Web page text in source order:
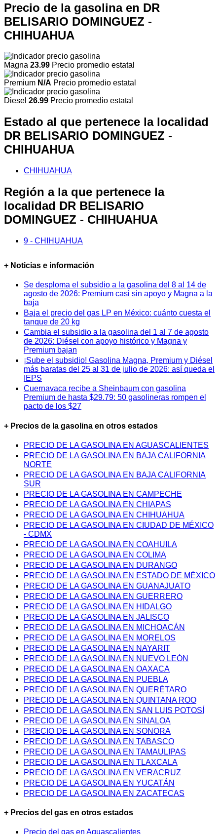
Precio de la gasolina en DR
BELISARIO DOMINGUEZ -
CHIHUAHUA
Magna 23.99 Precio promedio estatal
Premium N/A Precio promedio estatal
Diesel 26.99 Precio promedio estatal
Estado al que pertenece la localidad
DR BELISARIO DOMINGUEZ -
CHIHUAHUA
CHIHUAHUA
Región a la que pertenece la
localidad DR BELISARIO
DOMINGUEZ - CHIHUAHUA
9 - CHIHUAHUA
+ Noticias e información
Se desploma el subsidio a la gasolina del 8 al 14 de
agosto de 2026: Premium casi sin apoyo y Magna a la
baja
Baja el precio del gas LP en México: cuánto cuesta el
tanque de 20 kg
Cambia el subsidio a la gasolina del 1 al 7 de agosto
de 2026: Diésel con apoyo histórico y Magna y
Premium bajan
¡Sube el subsidio! Gasolina Magna, Premium y Diésel
más baratas del 25 al 31 de julio de 2026: así queda el
IEPS
Cuernavaca recibe a Sheinbaum con gasolina
Premium de hasta $29.79: 50 gasolineras rompen el
pacto de los $27
+ Precios de la gasolina en otros estados
PRECIO DE LA GASOLINA EN AGUASCALIENTES
PRECIO DE LA GASOLINA EN BAJA CALIFORNIA
NORTE
PRECIO DE LA GASOLINA EN BAJA CALIFORNIA
SUR
PRECIO DE LA GASOLINA EN CAMPECHE
PRECIO DE LA GASOLINA EN CHIAPAS
PRECIO DE LA GASOLINA EN CHIHUAHUA
PRECIO DE LA GASOLINA EN CIUDAD DE MÉXICO
- CDMX
PRECIO DE LA GASOLINA EN COAHUILA
PRECIO DE LA GASOLINA EN COLIMA
PRECIO DE LA GASOLINA EN DURANGO
PRECIO DE LA GASOLINA EN ESTADO DE MÉXICO
PRECIO DE LA GASOLINA EN GUANAJUATO
PRECIO DE LA GASOLINA EN GUERRERO
PRECIO DE LA GASOLINA EN HIDALGO
PRECIO DE LA GASOLINA EN JALISCO
PRECIO DE LA GASOLINA EN MICHOACÁN
PRECIO DE LA GASOLINA EN MORELOS
PRECIO DE LA GASOLINA EN NAYARIT
PRECIO DE LA GASOLINA EN NUEVO LEÓN
PRECIO DE LA GASOLINA EN OAXACA
PRECIO DE LA GASOLINA EN PUEBLA
PRECIO DE LA GASOLINA EN QUERÉTARO
PRECIO DE LA GASOLINA EN QUINTANA ROO
PRECIO DE LA GASOLINA EN SAN LUIS POTOSÍ
PRECIO DE LA GASOLINA EN SINALOA
PRECIO DE LA GASOLINA EN SONORA
PRECIO DE LA GASOLINA EN TABASCO
PRECIO DE LA GASOLINA EN TAMAULIPAS
PRECIO DE LA GASOLINA EN TLAXCALA
PRECIO DE LA GASOLINA EN VERACRUZ
PRECIO DE LA GASOLINA EN YUCATÁN
PRECIO DE LA GASOLINA EN ZACATECAS
+ Precios del gas en otros estados
Precio del gas en Aguascalientes